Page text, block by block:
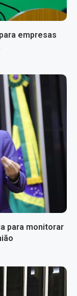
empresas
para monitorar